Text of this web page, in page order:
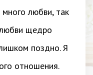
любви, так
щедро
поздно. Я
отношения.